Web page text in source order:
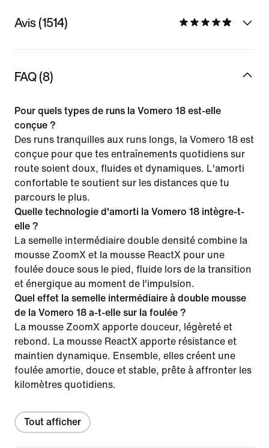
Avis (1514)
FAQ (8)
Pour quels types de runs la Vomero 18 est-elle
conçue ?
Des runs tranquilles aux runs longs, la Vomero 18 est
conçue pour que tes entraînements quotidiens sur
route soient doux, fluides et dynamiques. L'amorti
confortable te soutient sur les distances que tu
parcours le plus.
Quelle technologie d'amorti la Vomero 18 intègre-t-
elle ?
La semelle intermédiaire double densité combine la
mousse ZoomX et la mousse ReactX pour une
foulée douce sous le pied, fluide lors de la transition
et énergique au moment de l'impulsion.
Quel effet la semelle intermédiaire à double mousse
de la Vomero 18 a-t-elle sur la foulée ?
La mousse ZoomX apporte douceur, légèreté et
rebond. La mousse ReactX apporte résistance et
maintien dynamique. Ensemble, elles créent une
foulée amortie, douce et stable, prête à affronter les
kilomètres quotidiens.
Tout afficher